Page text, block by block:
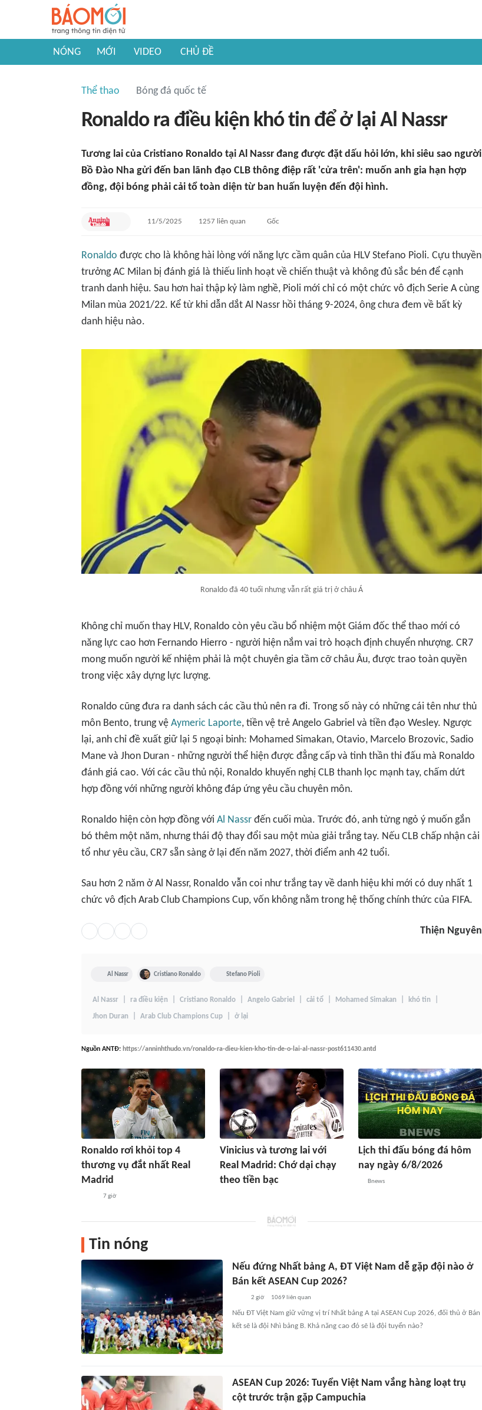
NÓNG MỚI VIDEO CHỦ ĐỀ
Thể thao Bóng đá quốc tế
Ronaldo ra điều kiện khó tin để ở lại Al Nassr
Tương lai của Cristiano Ronaldo tại Al Nassr đang được đặt dấu hỏi lớn, khi siêu sao người
Bồ Đào Nha gửi đến ban lãnh đạo CLB thông điệp rất 'cửa trên': muốn anh gia hạn hợp
đồng, đội bóng phải cải tổ toàn diện từ ban huấn luyện đến đội hình.
11/5/2025 1257 liên quan Gốc
Ronaldo được cho là không hài lòng với năng lực cầm quân của HLV Stefano Pioli. Cựu thuyền
trưởng AC Milan bị đánh giá là thiếu linh hoạt về chiến thuật và không đủ sắc bén để cạnh
tranh danh hiệu. Sau hơn hai thập kỷ làm nghề, Pioli mới chỉ có một chức vô địch Serie A cùng
Milan mùa 2021/22. Kể từ khi dẫn dắt Al Nassr hồi tháng 9-2024, ông chưa đem về bất kỳ
danh hiệu nào.
Ronaldo đã 40 tuổi nhưng vẫn rất giá trị ở châu Á
Không chỉ muốn thay HLV, Ronaldo còn yêu cầu bổ nhiệm một Giám đốc thể thao mới có
năng lực cao hơn Fernando Hierro - người hiện nắm vai trò hoạch định chuyển nhượng. CR7
mong muốn người kế nhiệm phải là một chuyên gia tầm cỡ châu Âu, được trao toàn quyền
trong việc xây dựng lực lượng.
Ronaldo cũng đưa ra danh sách các cầu thủ nên ra đi. Trong số này có những cái tên như thủ
môn Bento, trung vệ Aymeric Laporte, tiền vệ trẻ Angelo Gabriel và tiền đạo Wesley. Ngược
lại, anh chỉ đề xuất giữ lại 5 ngoại binh: Mohamed Simakan, Otavio, Marcelo Brozovic, Sadio
Mane và Jhon Duran - những người thể hiện được đẳng cấp và tinh thần thi đấu mà Ronaldo
đánh giá cao. Với các cầu thủ nội, Ronaldo khuyến nghị CLB thanh lọc mạnh tay, chấm dứt
hợp đồng với những người không đáp ứng yêu cầu chuyên môn.
Ronaldo hiện còn hợp đồng với Al Nassr đến cuối mùa. Trước đó, anh từng ngỏ ý muốn gắn
bó thêm một năm, nhưng thái độ thay đổi sau một mùa giải trắng tay. Nếu CLB chấp nhận cải
tổ như yêu cầu, CR7 sẵn sàng ở lại đến năm 2027, thời điểm anh 42 tuổi.
Sau hơn 2 năm ở Al Nassr, Ronaldo vẫn coi như trắng tay về danh hiệu khi mới có duy nhất 1
chức vô địch Arab Club Champions Cup, vốn không nằm trong hệ thống chính thức của FIFA.
Thiện Nguyên
Al Nassr Cristiano Ronaldo Stefano Pioli
Al Nassr ra điều kiện Cristiano Ronaldo Angelo Gabriel cải tổ Mohamed Simakan khó tin
Jhon Duran Arab Club Champions Cup ở lại
Nguồn ANTĐ: https://anninhthudo.vn/ronaldo-ra-dieu-kien-kho-tin-de-o-lai-al-nassr-post611430.antd
Ronaldo rơi khỏi top 4
thương vụ đắt nhất Real
Madrid
7 giờ
Vinicius và tương lai với
Real Madrid: Chớ dại chạy
theo tiền bạc
Lịch thi đấu bóng đá hôm
nay ngày 6/8/2026
Bnews
Tin nóng
Nếu đứng Nhất bảng A, ĐT Việt Nam dễ gặp đội nào ở
Bán kết ASEAN Cup 2026?
2 giờ 1069 liên quan
Nếu ĐT Việt Nam giữ vững vị trí Nhất bảng A tại ASEAN Cup 2026, đối thủ ở Bán
kết sẽ là đội Nhì bảng B. Khả năng cao đó sẽ là đội tuyển nào?
ASEAN Cup 2026: Tuyển Việt Nam vắng hàng loạt trụ
cột trước trận gặp Campuchia